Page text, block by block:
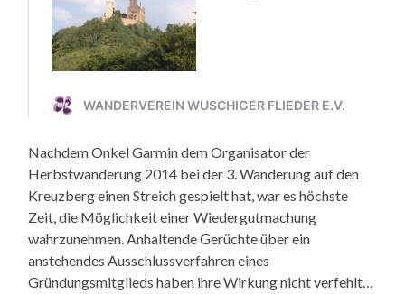
Nachdem Onkel Garmin dem Organisator der
Herbstwanderung 2014 bei der 3. Wanderung auf den
Kreuzberg einen Streich gespielt hat, war es höchste
Zeit, die Möglichkeit einer Wiedergutmachung
wahrzunehmen. Anhaltende Gerüchte über ein
anstehendes Ausschlussverfahren eines
Gründungsmitglieds haben ihre Wirkung nicht verfehlt…